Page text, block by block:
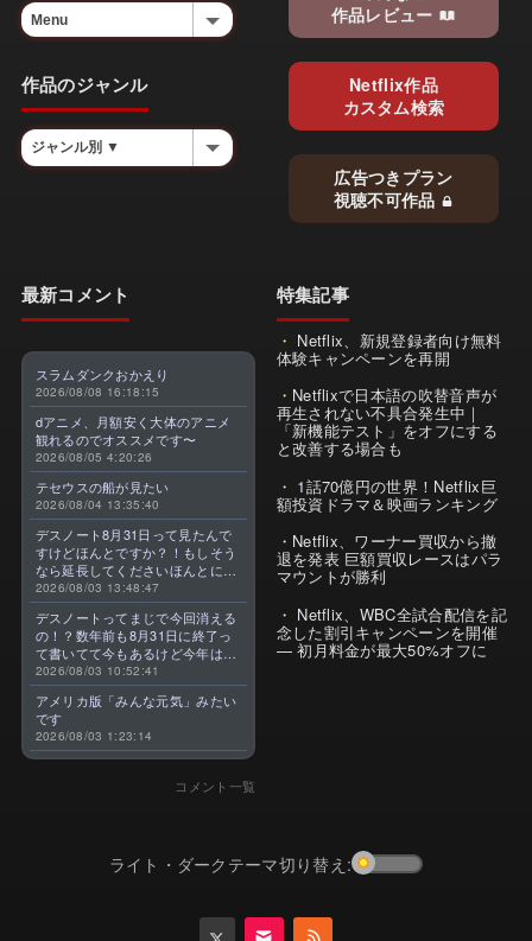
作品のジャンル
作品レビュー
Netflix作品
カスタム検索
広告つきプラン
視聴不可作品
最新コメント
スラムダンクおかえり
2026/08/08 16:18:15
dアニメ、月額安く大体のアニメ
観れるのでオススメです〜
2026/08/05 4:20:26
テセウスの船が見たい
2026/08/04 13:35:40
デスノート8月31日って見たんで
すけどほんとですか？！もしそう
なら延長してくださいほんとに大
好きなんです😭
2026/08/03 13:48:47
デスノートってまじで今回消える
の！？数年前も8月31日に終了っ
て書いてて今もあるけど今年はま
じのやつ！？よくわからん！！で
きればなくならないでほしい！平
成アニメを振り返らせてくれっ
っ！！！！！！！
2026/08/03 10:52:41
アメリカ版「みんな元気」みたい
です
2026/08/03 1:23:14
コメント一覧
特集記事
Netflix、新規登録者向け無料
体験キャンペーンを再開
Netflixで日本語の吹替音声が
再生されない不具合発生中｜
「新機能テスト」をオフにする
と改善する場合も
1話70億円の世界！Netflix巨
額投資ドラマ＆映画ランキング
Netflix、ワーナー買収から撤
退を発表 巨額買収レースはパラ
マウントが勝利
Netflix、WBC全試合配信を記
念した割引キャンペーンを開催
— 初月料金が最大50%オフに
ライト・ダークテーマ切り替え: